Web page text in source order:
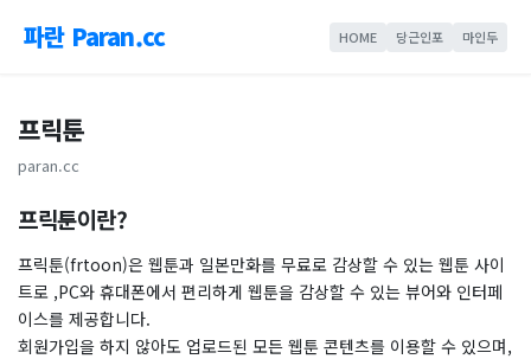
파란 Paran.cc HOME 당근인포 마인두
프릭툰
paran.cc
프릭툰이란?
프릭툰(frtoon)은 웹툰과 일본만화를 무료로 감상할 수 있는 웹툰 사이
트로 ,PC와 휴대폰에서 편리하게 웹툰을 감상할 수 있는 뷰어와 인터페
이스를 제공합니다.
회원가입을 하지 않아도 업로드된 모든 웹툰 콘텐츠를 이용할 수 있으며,